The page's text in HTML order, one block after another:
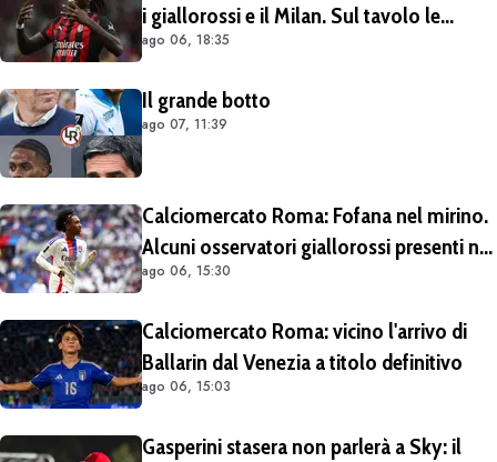
i giallorossi e il Milan. Sul tavolo le
situazioni di Leao e Soulé
ago 06, 18:35
Il grande botto
ago 07, 11:39
Calciomercato Roma: Fofana nel mirino.
Alcuni osservatori giallorossi presenti nel
match di Champions con il Lione
ago 06, 15:30
Calciomercato Roma: vicino l'arrivo di
Ballarin dal Venezia a titolo definitivo
ago 06, 15:03
Gasperini stasera non parlerà a Sky: il